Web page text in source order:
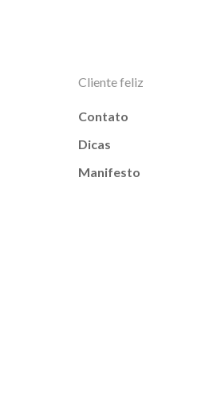
Cliente feliz
Contato
Dicas
Manifesto